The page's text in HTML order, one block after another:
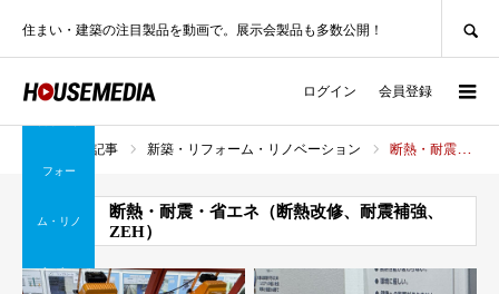
住まい・建築の注目製品を動画で。展示会製品も多数公開！
ログイン 会員登録
製品記事 新築・リフォーム・リノベーション 断熱・耐震・省エネ（断熱改修、耐震補強、ZEH）
フォー
ム・リノ
ベーショ
断熱・耐震・省エネ（断熱改修、耐震補強、
ZEH）